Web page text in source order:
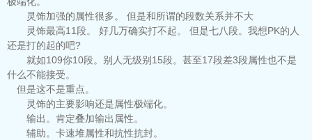
灵饰加强的属性很多。 但是和所谓的段数关系并不大
灵饰最高11段。 好几万确实打不起。 但是七八段。我想PK的人
还是打的起的吧?
就如109你10段。别人无级别15段。甚至17段差3段属性也不是
什么不能接受。
但是这不是重点。
灵饰的主要影响还是属性极端化。
输出。肯定叠加输出属性。
辅助。卡速堆属性和抗性抗封。